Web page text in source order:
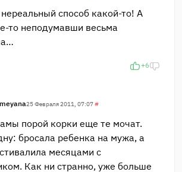
способ какой-то! А
то неподумавши весьма
+6
25 Февраля 2011, 07:07#
порой корки еще те мочат.
бросала ребенка на мужа, а
месяцами с
Как ни странно, уже больше